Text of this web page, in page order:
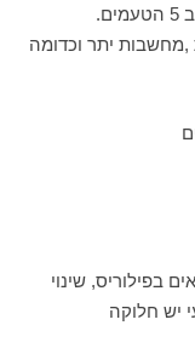
בפילוריס, שינוי
יש חלוקה